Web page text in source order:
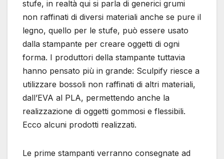
stufe, in realtà qui si parla di generici grumi
non raffinati di diversi materiali anche se pure il
legno, quello per le stufe, può essere usato
dalla stampante per creare oggetti di ogni
forma. I produttori della stampante tuttavia
hanno pensato più in grande: Sculpify riesce a
utilizzare bossoli non raffinati di altri materiali,
dall’EVA al PLA, permettendo anche la
realizzazione di oggetti gommosi e flessibili.
Ecco alcuni prodotti realizzati.
Le prime stampanti verranno consegnate ad